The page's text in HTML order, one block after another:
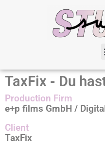
TaxFix - Du
Production Firm
e+p films GmbH /
Client
TaxFix